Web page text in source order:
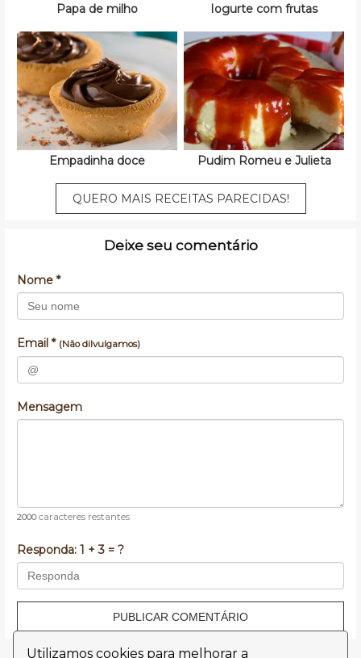
Utilizamos cookies para melhorar a
Papa de milho Iogurte com frutas
Empadinha doce Pudim Romeu e Julieta
QUERO MAIS RECEITAS PARECIDAS!
Deixe seu comentário
Nome *
Email * (Não dilvulgamos)
Mensagem
2000caracteres restantes
Responda: 1 + 3 = ?
PUBLICAR COMENTÁRIO